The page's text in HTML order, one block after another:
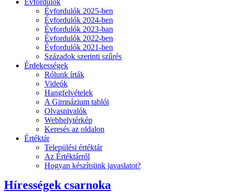
Évfordulók 2025-ben
Évfordulók 2024-ben
Évfordulók 2023-ban
Évfordulók 2022-ben
Évfordulók 2021-ben
Századok szerinti szűrés
Érdekességek
Rólunk írták
Videók
Hangfelvételek
A Gimnázium tablói
Olvasnivalók
Webhelytérkép
Keresés az oldalon
Értéktár
Települési értéktár
Az Értéktárról
Hogyan készítsünk javaslatot?
Hírességek csarnoka